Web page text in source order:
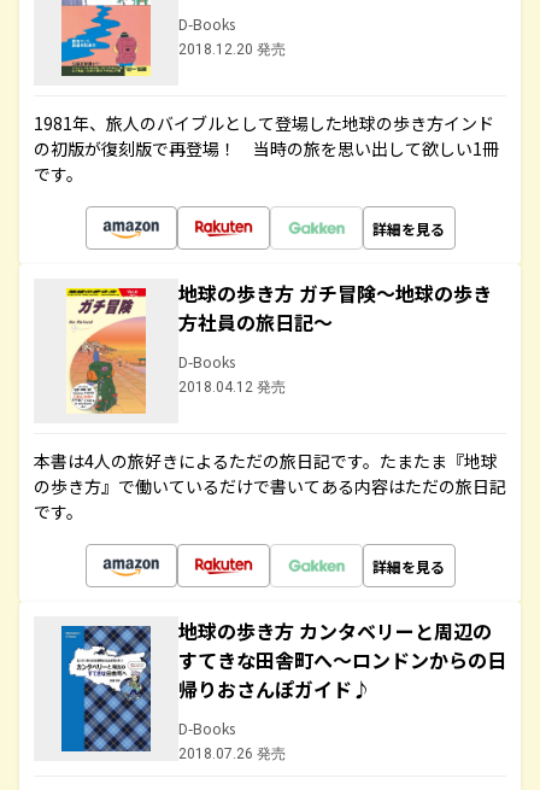
D-Books
2018.12.20 発売
1981年、旅人のバイブルとして登場した地球の歩き方インド
の初版が復刻版で再登場！ 当時の旅を思い出して欲しい1冊
です。
詳細を見る
地球の歩き方 ガチ冒険～地球の歩き
方社員の旅日記～
D-Books
2018.04.12 発売
本書は4人の旅好きによるただの旅日記です。たまたま『地球
の歩き方』で働いているだけで書いてある内容はただの旅日記
です。
詳細を見る
地球の歩き方 カンタベリーと周辺の
すてきな田舎町へ～ロンドンからの日
帰りおさんぽガイド♪
D-Books
2018.07.26 発売